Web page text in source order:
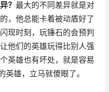
？ 最大的不同差异就是对
，他总能卡着被动盾好了
现时刻，玩锤石的会预判
他们的英雄玩得比别人强
英雄也有坏处，就是容易
雄，立马就傻眼了。